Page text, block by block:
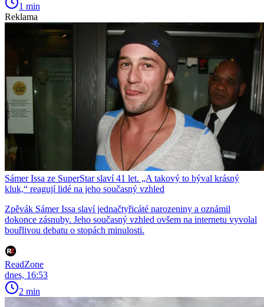
1 min
Reklama
Sámer Issa ze SuperStar slaví 41 let. „A takový to býval krásný
kluk,“ reagují lidé na jeho současný vzhled
Zpěvák Sámer Issa slaví jednačtyřicáté narozeniny a oznámil
dokonce zásnuby. Jeho současný vzhled ovšem na internetu vyvolal
bouřlivou debatu o stopách minulosti.
ReadZone
dnes, 16:53
2 min